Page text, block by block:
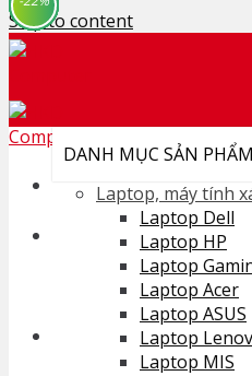
Skip to content
Search for:
0
DANH MỤC SẢN PHẨM
Laptop, máy tính
Laptop Dell
Laptop HP
Laptop
Laptop Acer
Laptop ASUS
Laptop
Laptop MIS